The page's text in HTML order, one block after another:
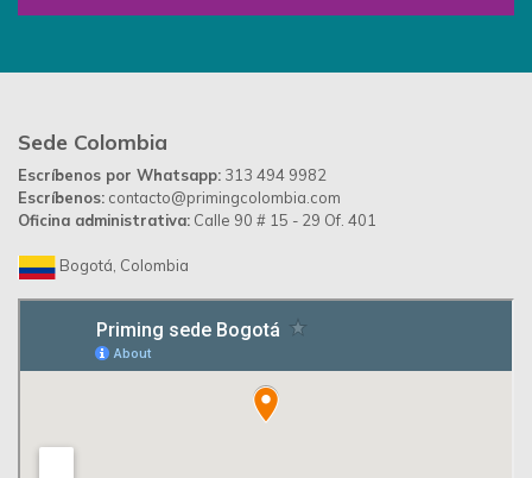
Sede Colombia
Escríbenos por Whatsapp: 313 494 9982
Escríbenos: contacto@primingcolombia.com
Oficina administrativa: Calle 90 # 15 - 29 Of. 401
Bogotá, Colombia